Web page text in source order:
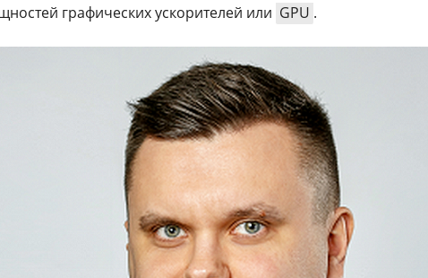
графических ускорителей или GPU .